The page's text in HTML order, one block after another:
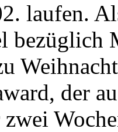
laufen.
bezüglich
der
zwei